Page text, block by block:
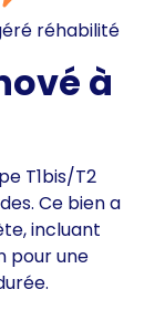
réhabilité
à
T1bis/T2
Ce bien a
incluant
pour une